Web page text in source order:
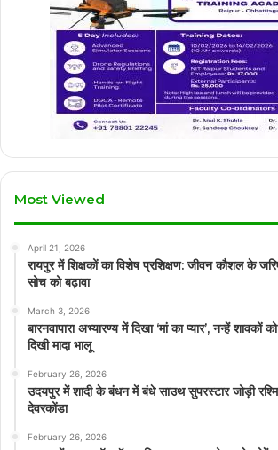
Most Viewed
April 21, 2026
रायपुर में शिक्षकों का विशेष प्रशिक्षण: जीवन कौशल के
सोच को बढ़ावा
March 3, 2026
बारनवापारा अभ्यारण्य में दिखा ‘मां का प्यार’, नन्हें शावकों
दिखी मादा भालू
February 26, 2026
उदयपुर में शादी के बंधन में बंधे साउथ सुपरस्टार जोड़ी
देवरकोंडा
February 26, 2026